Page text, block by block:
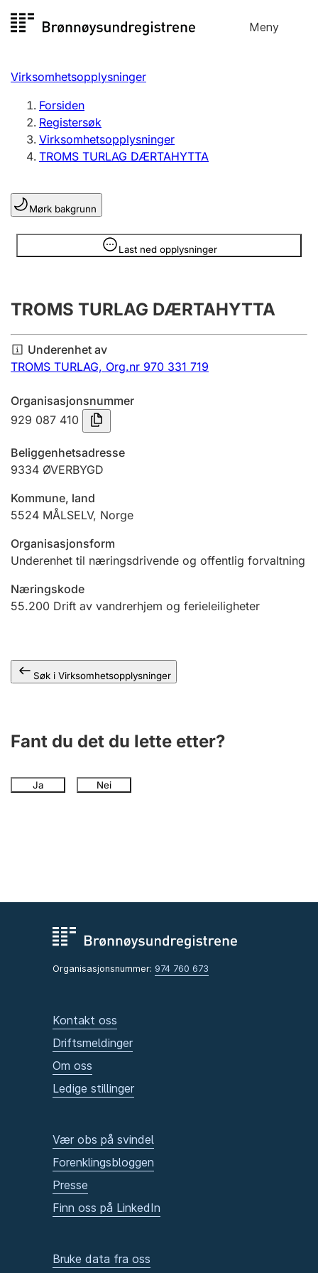
til
Meny
Registersøk
Aksjeselskap
Enkeltpersonforetak
Registrere, endre, slette
Lag og forening
Registrere, endre, slette
Årsregnskap
Innsending og forsinkelsesgebyr
Tinglysing
Jeger
Ektepaktveileder
Offentlig sektor
Virksomhetsopplysninger
Forsiden
Registersøk
Virksomhetsopplysninger
TROMS TURLAG DÆRTAHYTTA
Mørk bakgrunn
Last ned opplysninger
Opplysninger er skjult
TROMS TURLAG DÆRTAHYTTA
Underenhet av
TROMS TURLAG, Org.nr 970 331 719
Organisasjonsnummer
929 087 410
Beliggenhetsadresse
9334 ØVERBYGD
Kommune, land
5524 MÅLSELV, Norge
Organisasjonsform
Underenhet til næringsdrivende og offentlig forvaltning
Næringskode
55.200 Drift av vandrerhjem og ferieleiligheter
Søk i Virksomhetsopplysninger
Fant du det du lette etter?
Ja Nei
Organisasjonsnummer: 974 760 673
Kontakt oss
Driftsmeldinger
Om oss
Ledige stillinger
Vær obs på svindel
Forenklingsbloggen
Presse
Finn oss på LinkedIn
Bruke data fra oss